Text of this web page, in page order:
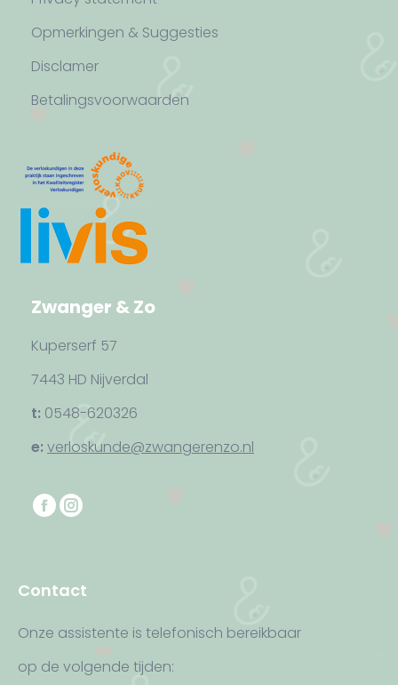
Opmerkingen & Suggesties
Disclamer
Betalingsvoorwaarden
Zwanger & Zo
Kuperserf 57
7443 HD Nijverdal
t: 0548-620326
e: verloskunde@zwangerenzo.nl
Vind ons op:
F
e
o
k
I
t
g
a
Contact
Onze assistente is telefonisch bereikbaar
op de volgende tijden: